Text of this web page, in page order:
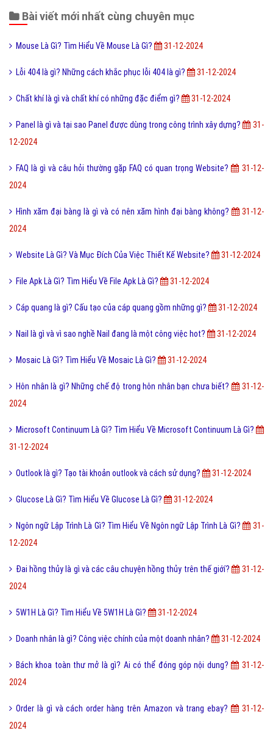
Bài viết mới nhất cùng chuyên mục
Mouse Là Gì? Tìm Hiểu Về Mouse Là Gì? 31-12-2024
Lỗi 404 là gì? Những cách khắc phục lỗi 404 là gì? 31-12-2024
Chất khí là gì và chất khí có những đặc điểm gì? 31-12-2024
Panel là gì và tại sao Panel được dùng trong công trình xây dựng?
31-
12-2024
FAQ là gì và câu hỏi thường gặp FAQ có quan trọng Website?
31-12-
2024
Hình xăm đại bàng là gì và có nên xăm hình đại bàng không?
31-12-
2024
Website Là Gì? Và Mục Đích Của Việc Thiết Kế Website? 31-12-2024
File Apk Là Gì? Tìm Hiểu Về File Apk Là Gì? 31-12-2024
Cáp quang là gì? Cấu tạo của cáp quang gồm những gì? 31-12-2024
Nail là gì và vì sao nghề Nail đang là một công việc hot? 31-12-2024
Mosaic Là Gì? Tìm Hiểu Về Mosaic Là Gì? 31-12-2024
Hôn nhân là gì? Những chế độ trong hôn nhân bạn chưa biết?
31-12-
2024
Microsoft Continuum Là Gì? Tìm Hiểu Về Microsoft Continuum Là Gì?
31-12-2024
Outlook là gì? Tạo tài khoản outlook và cách sử dụng? 31-12-2024
Glucose Là Gì? Tìm Hiểu Về Glucose Là Gì? 31-12-2024
Ngôn ngữ Lập Trình Là Gì? Tìm Hiểu Về Ngôn ngữ Lập Trình Là Gì?
31-
12-2024
Đai hồng thủy là gì và các câu chuyện hồng thủy trên thế giớí?
31-12-
2024
5W1H Là Gì? Tìm Hiểu Về 5W1H Là Gì? 31-12-2024
Doanh nhân là gì? Công việc chính của một doanh nhân? 31-12-2024
Bách khoa toàn thư mở là gì? Ai có thể đóng góp nội dung?
31-12-
2024
Order là gì và cách order hàng trên Amazon và trang ebay?
31-12-
2024